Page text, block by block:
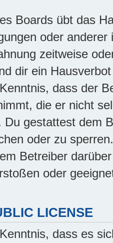
Boards übt das
oder
zeitweise
dir ein
dass der
die er nicht
Du gestattest dem
oder zu sperren.
Betreiber
oder
LICENSE
dass es